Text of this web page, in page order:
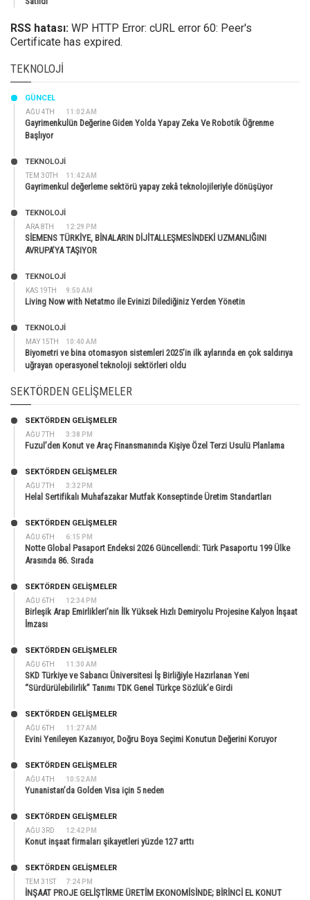
RSS hatası: WP HTTP Error: cURL error 60: Peer's
Certificate has expired.
TEKNOLOJI
AĞU 4TH 11:02 AM
GÜNCEL
Gayrimenkulün Değerine Giden Yolda Yapay Zeka Ve Robotik Öğrenme
Başlıyor
TEM 30TH 11:42 AM
TEKNOLOJİ
Gayrimenkul değerleme sektörü yapay zekâ teknolojileriyle dönüşüyor
ARA 8TH 12:29 PM
TEKNOLOJİ
SİEMENS TÜRKİYE, BİNALARIN DİJİTALLEŞMESİNDEKİ UZMANLIĞINI
AVRUPA’YA TAŞIYOR
KAS 19TH 9:50 AM
TEKNOLOJİ
Living Now with Netatmo ile Evinizi Dilediğiniz Yerden Yönetin
MAY 15TH 10:40 AM
TEKNOLOJİ
Biyometri ve bina otomasyon sistemleri 2025’in ilk aylarında en çok saldırıya
uğrayan operasyonel teknoloji sektörleri oldu
SEKTÖRDEN GELIŞMELER
AĞU 7TH 3:38 PM
SEKTÖRDEN GELIŞMELER
Fuzul’den Konut ve Araç Finansmanında Kişiye Özel Terzi Usulü Planlama
AĞU 7TH 3:32 PM
SEKTÖRDEN GELIŞMELER
Helal Sertifikalı Muhafazakar Mutfak Konseptinde Üretim Standartları
AĞU 6TH 6:15 PM
SEKTÖRDEN GELIŞMELER
Notte Global Pasaport Endeksi 2026 Güncellendi: Türk Pasaportu 199 Ülke
Arasında 86. Sırada
AĞU 6TH 12:34 PM
SEKTÖRDEN GELIŞMELER
Birleşik Arap Emirlikleri’nin İlk Yüksek Hızlı Demiryolu Projesine Kalyon İnşaat
İmzası
AĞU 6TH 11:30 AM
SEKTÖRDEN GELIŞMELER
SKD Türkiye ve Sabancı Üniversitesi İş Birliğiyle Hazırlanan Yeni
“Sürdürülebilirlik” Tanımı TDK Genel Türkçe Sözlük’e Girdi
AĞU 6TH 11:27 AM
SEKTÖRDEN GELIŞMELER
Evini Yenileyen Kazanıyor, Doğru Boya Seçimi Konutun Değerini Koruyor
AĞU 4TH 10:52 AM
SEKTÖRDEN GELIŞMELER
Yunanistan’da Golden Visa için 5 neden
AĞU 3RD 12:42 PM
SEKTÖRDEN GELIŞMELER
Konut inşaat firmaları şikayetleri yüzde 127 arttı
TEM 31ST 7:24 PM
SEKTÖRDEN GELIŞMELER
İNŞAAT PROJE GELİŞTİRME ÜRETİM EKONOMİSİNDE; BİRİNCİ EL KONUT